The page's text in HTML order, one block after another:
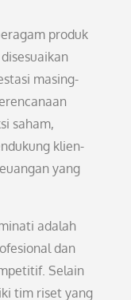
produk
masing-
saham,
klien-
yang
adalah
dan
Selain
tim riset yang